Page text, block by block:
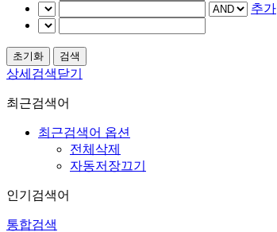
추가
상세검색닫기
최근검색어
최근검색어 옵션
전체삭제
자동저장끄기
인기검색어
통합검색